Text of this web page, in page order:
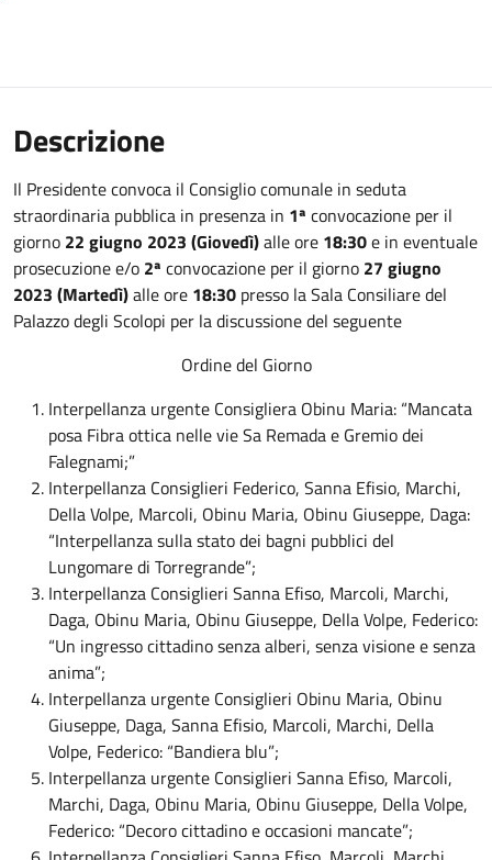
Descrizione
Il Presidente convoca il Consiglio comunale in seduta
straordinaria pubblica in presenza in 1ª convocazione per il
giorno 22 giugno 2023 (Giovedì)alle ore 18:30e in eventuale
prosecuzione e/o 2ª convocazione per il giorno 27 giugno
2023 (Martedì)alle ore 18:30 presso la Sala Consiliare del
Palazzo degli Scolopi per la discussione del seguente
Ordine del Giorno
Interpellanza urgente Consigliera Obinu Maria: “Mancata
posa Fibra ottica nelle vie Sa Remada e Gremio dei
Falegnami;”
Interpellanza Consiglieri Federico, Sanna Efisio, Marchi,
Della Volpe, Marcoli, Obinu Maria, Obinu Giuseppe, Daga:
“Interpellanza sulla stato dei bagni pubblici del
Lungomare di Torregrande”;
Interpellanza Consiglieri Sanna Efiso, Marcoli, Marchi,
Daga, Obinu Maria, Obinu Giuseppe, Della Volpe, Federico:
“Un ingresso cittadino senza alberi, senza visione e senza
anima”;
Interpellanza urgente Consiglieri Obinu Maria, Obinu
Giuseppe, Daga, Sanna Efisio, Marcoli, Marchi, Della
Volpe, Federico: “Bandiera blu”;
Interpellanza urgente Consiglieri Sanna Efiso, Marcoli,
Marchi, Daga, Obinu Maria, Obinu Giuseppe, Della Volpe,
Federico: “Decoro cittadino e occasioni mancate”;